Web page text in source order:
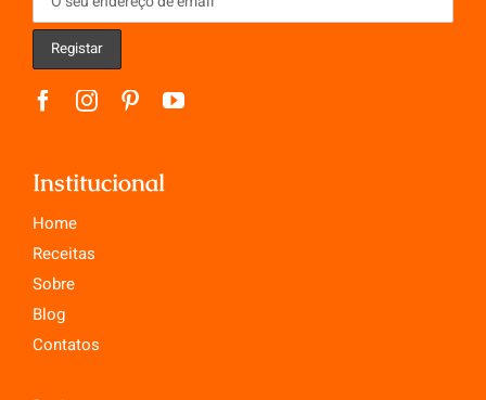
Institucional
Home
Receitas
Sobre
Blog
Contatos